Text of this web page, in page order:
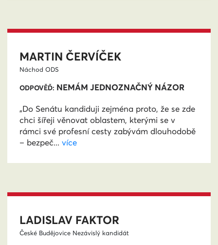
MARTIN ČERVÍČEK
Náchod ODS
ODPOVĚĎ: NEMÁM JEDNOZNAČNÝ NÁZOR
„Do Senátu kandiduji zejména proto, že se zde
chci šířeji věnovat oblastem, kterými se v
rámci své profesní cesty zabývám dlouhodobě
– bezpeč... více
LADISLAV FAKTOR
České Budějovice Nezávislý kandidát